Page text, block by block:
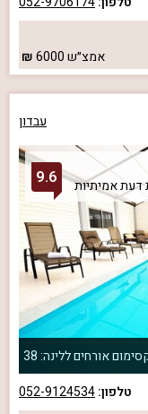
אמצ״ש6000
עבדון
9.6
אורחים ללינה: 38
טלפון:052-9124534